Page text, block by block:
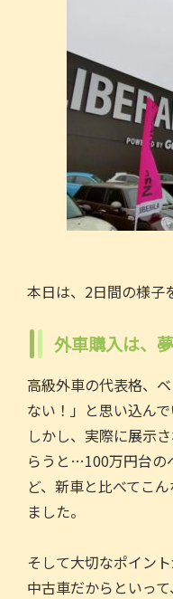
本日は、2日間の様子
外車購入は、
高級外車の代表格、
ない！」と思い込んで
しかし、実際に展示
らうと…100万円台の
ど、新車と比べてこ
ました。
そして大切なポイント
中古車だからといっ